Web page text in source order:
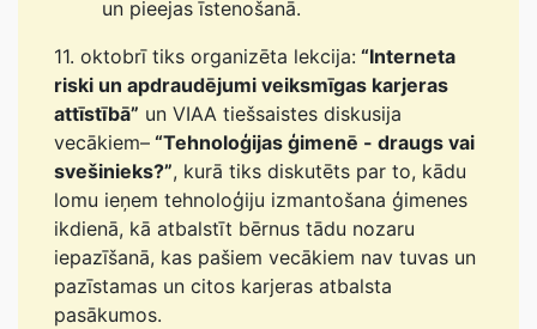
un pieejas īstenošanā.
11. oktobrī tiks organizēta lekcija: “Interneta
riski un apdraudējumi veiksmīgas karjeras
attīstībā” un VIAA tiešsaistes diskusija
vecākiem– “Tehnoloģijas ģimenē - draugs vai
svešinieks?”, kurā tiks diskutēts par to, kādu
lomu ieņem tehnoloģiju izmantošana ģimenes
ikdienā, kā atbalstīt bērnus tādu nozaru
iepazīšanā, kas pašiem vecākiem nav tuvas un
pazīstamas un citos karjeras atbalsta
pasākumos.